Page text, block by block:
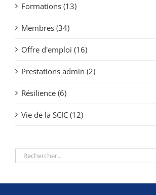
Formations (13)
Membres (34)
Offre d'emploi (16)
Prestations admin (2)
Résilience (6)
Vie de la SCIC (12)
Rechercher: